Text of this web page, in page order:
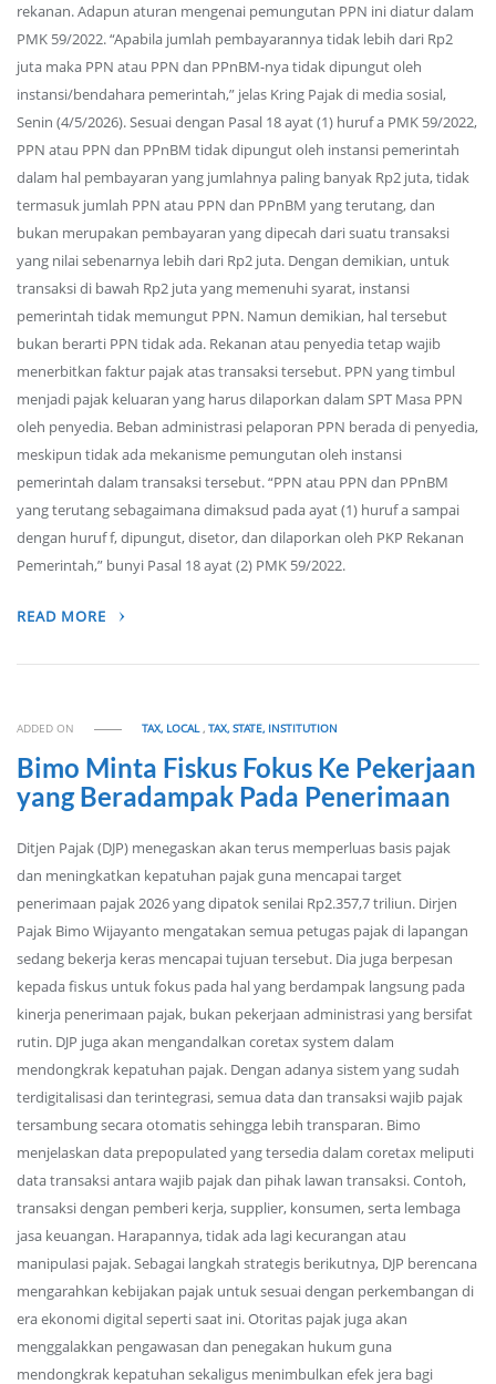
rekanan. Adapun aturan mengenai pemungutan PPN ini diatur dalam
PMK 59/2022. “Apabila jumlah pembayarannya tidak lebih dari Rp2
juta maka PPN atau PPN dan PPnBM-nya tidak dipungut oleh
instansi/bendahara pemerintah,” jelas Kring Pajak di media sosial,
Senin (4/5/2026). Sesuai dengan Pasal 18 ayat (1) huruf a PMK 59/2022,
PPN atau PPN dan PPnBM tidak dipungut oleh instansi pemerintah
dalam hal pembayaran yang jumlahnya paling banyak Rp2 juta, tidak
termasuk jumlah PPN atau PPN dan PPnBM yang terutang, dan
bukan merupakan pembayaran yang dipecah dari suatu transaksi
yang nilai sebenarnya lebih dari Rp2 juta. Dengan demikian, untuk
transaksi di bawah Rp2 juta yang memenuhi syarat, instansi
pemerintah tidak memungut PPN. Namun demikian, hal tersebut
bukan berarti PPN tidak ada. Rekanan atau penyedia tetap wajib
menerbitkan faktur pajak atas transaksi tersebut. PPN yang timbul
menjadi pajak keluaran yang harus dilaporkan dalam SPT Masa PPN
oleh penyedia. Beban administrasi pelaporan PPN berada di penyedia,
meskipun tidak ada mekanisme pemungutan oleh instansi
pemerintah dalam transaksi tersebut. “PPN atau PPN dan PPnBM
yang terutang sebagaimana dimaksud pada ayat (1) huruf a sampai
dengan huruf f, dipungut, disetor, dan dilaporkan oleh PKP Rekanan
Pemerintah,” bunyi Pasal 18 ayat (2) PMK 59/2022.
READ MORE
ADDED ON TAX, LOCAL,TAX, STATE, INSTITUTION
Bimo Minta Fiskus Fokus Ke Pekerjaan
yang Beradampak Pada Penerimaan
Ditjen Pajak (DJP) menegaskan akan terus memperluas basis pajak
dan meningkatkan kepatuhan pajak guna mencapai target
penerimaan pajak 2026 yang dipatok senilai Rp2.357,7 triliun. Dirjen
Pajak Bimo Wijayanto mengatakan semua petugas pajak di lapangan
sedang bekerja keras mencapai tujuan tersebut. Dia juga berpesan
kepada fiskus untuk fokus pada hal yang berdampak langsung pada
kinerja penerimaan pajak, bukan pekerjaan administrasi yang bersifat
rutin. DJP juga akan mengandalkan coretax system dalam
mendongkrak kepatuhan pajak. Dengan adanya sistem yang sudah
terdigitalisasi dan terintegrasi, semua data dan transaksi wajib pajak
tersambung secara otomatis sehingga lebih transparan. Bimo
menjelaskan data prepopulated yang tersedia dalam coretax meliputi
data transaksi antara wajib pajak dan pihak lawan transaksi. Contoh,
transaksi dengan pemberi kerja, supplier, konsumen, serta lembaga
jasa keuangan. Harapannya, tidak ada lagi kecurangan atau
manipulasi pajak. Sebagai langkah strategis berikutnya, DJP berencana
mengarahkan kebijakan pajak untuk sesuai dengan perkembangan di
era ekonomi digital seperti saat ini. Otoritas pajak juga akan
menggalakkan pengawasan dan penegakan hukum guna
mendongkrak kepatuhan sekaligus menimbulkan efek jera bagi